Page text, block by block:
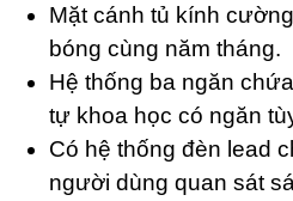
Mặt cánh tủ kính
bóng cùng năm tháng.
Hệ thống ba ngăn
tự khoa học có ngăn
Có hệ thống đèn lead
người dùng quan sát